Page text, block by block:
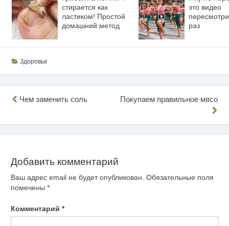
стирается как
ластиком! Простой
домашний метод
это видео
раз
Здоровье
Навигация
Чем заменить соль Покупаем правильное мясо
Добавить комментарий
Ваш адрес email не будет опубликован. Обязательные поля
помечены *
Комментарий *